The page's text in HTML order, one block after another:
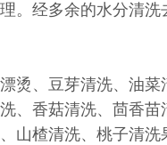
。经多余的水分清
烫、豆芽清洗、油
、香菇清洗、茴香
山楂清洗、桃子清